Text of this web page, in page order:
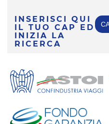
INSERISCI QUI
IL TUO CAP
ED
INIZIA LA
RICERCA